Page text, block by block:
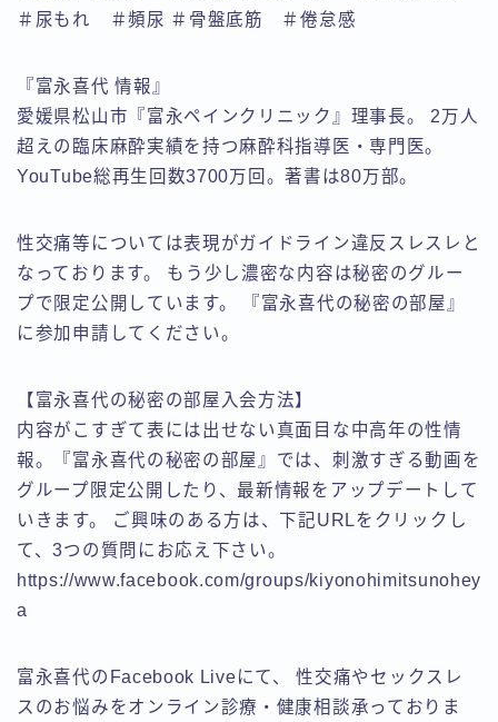
＃尿もれ ＃頻尿 ＃骨盤底筋 ＃倦怠感
『富永喜代 情報』
愛媛県松山市『富永ペインクリニック』理事長。 2万人
超えの臨床麻酔実績を持つ麻酔科指導医・専門医。
YouTube総再生回数3700万回。著書は80万部。
性交痛等については表現がガイドライン違反スレスレと
なっております。 もう少し濃密な内容は秘密のグルー
プで限定公開しています。 『富永喜代の秘密の部屋』
に参加申請してください。
【富永喜代の秘密の部屋入会方法】
内容がこすぎて表には出せない真面目な中高年の性情
報。『富永喜代の秘密の部屋』では、刺激すぎる動画を
グループ限定公開したり、最新情報をアップデートして
いきます。 ご興味のある方は、下記URLをクリックし
て、3つの質問にお応え下さい。
https://www.facebook.com/groups/kiyonohimitsunohey
a
富永喜代のFacebook Liveにて、 性交痛やセックスレ
スのお悩みをオンライン診療・健康相談承っておりま